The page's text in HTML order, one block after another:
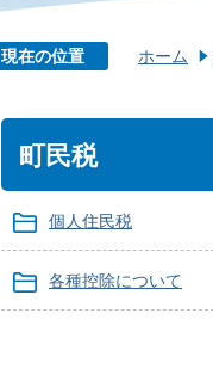
現在の位置 ホーム
町民税
個人住民税
各種控除について